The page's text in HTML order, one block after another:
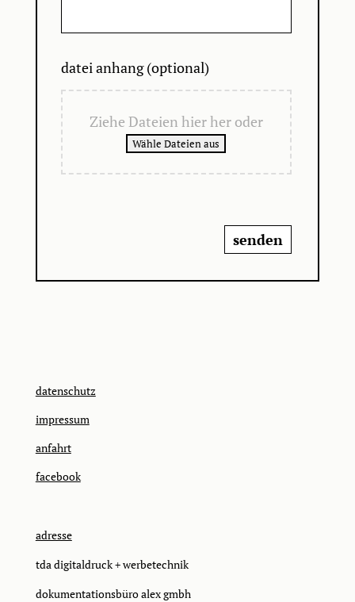
datei anhang (optional)
Ziehe Dateien hier her oder
datenschutz
impressum
anfahrt
facebook
adresse
tda digitaldruck + werbetechnik
dokumentationsbüro alex gmbh